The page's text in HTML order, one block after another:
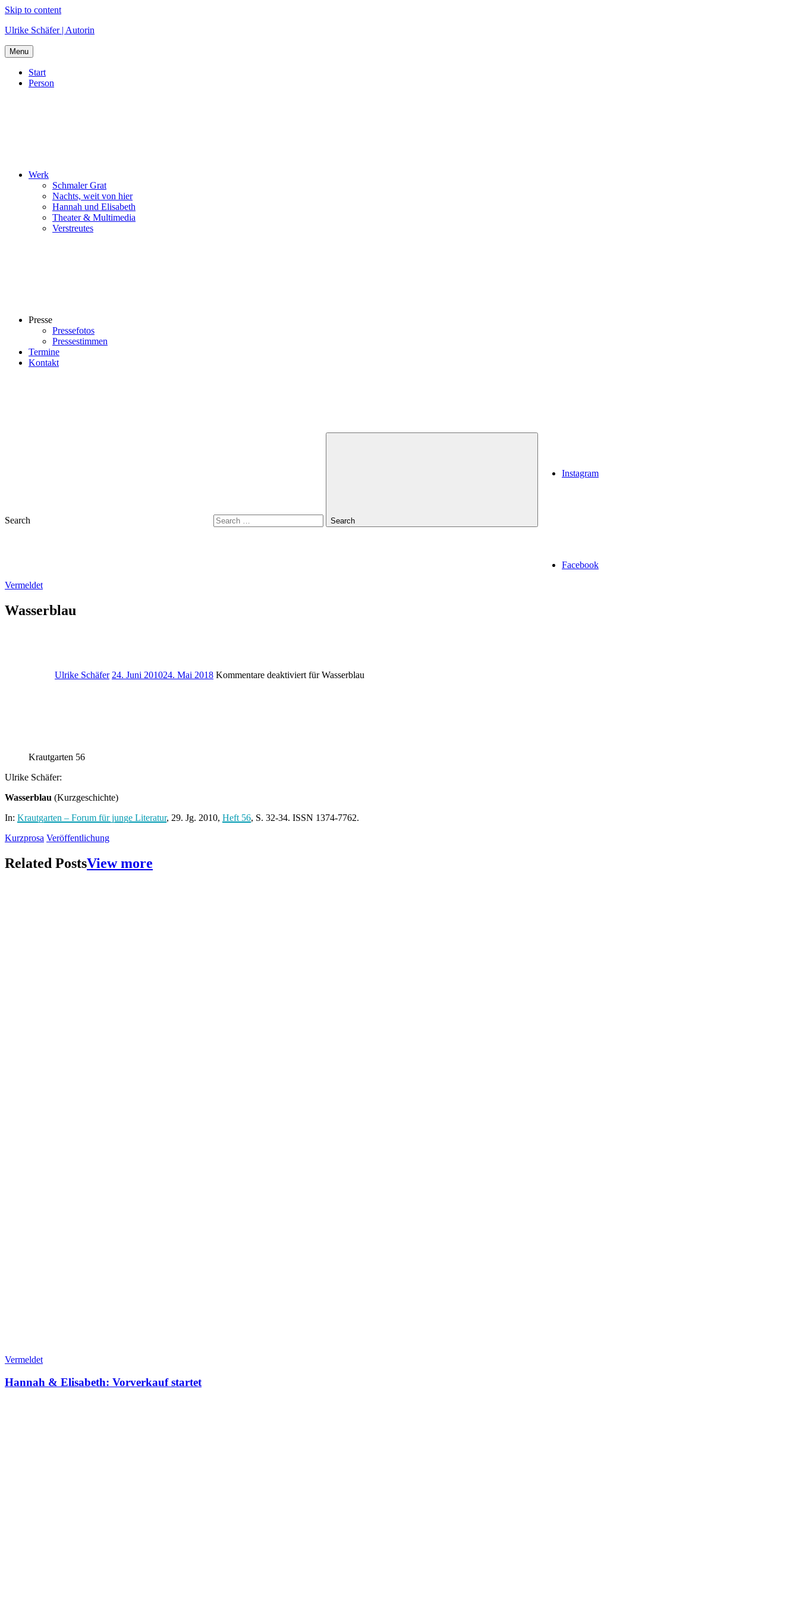
Skip to content
Ulrike Schäfer | Autorin
Menu
Start
Person
Werk
Schmaler Grat
Nachts, weit von hier
Hannah und Elisabeth
Theater & Multimedia
Verstreutes
Presse
Pressefotos
Pressestimmen
Termine
Kontakt
Search Search
Instagram
Facebook
Vermeldet
Wasserblau
Ulrike Schäfer 24. Juni 201024. Mai 2018 Kommentare deaktiviert für Wasserblau
Krautgarten 56
Ulrike Schäfer:
Wasserblau (Kurzgeschichte)
In: Krautgarten – Forum für junge Literatur, 29. Jg. 2010, Heft 56, S. 32-34. ISSN 1374-7762.
Kurzprosa Veröffentlichung
Related PostsView more
Vermeldet
Hannah & Elisabeth: Vorverkauf startet